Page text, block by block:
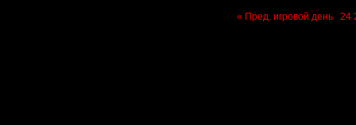
« Пред. игровой день 24